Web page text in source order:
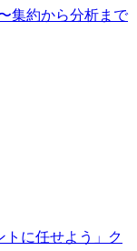
集約から分析まで
に任せよう」ク